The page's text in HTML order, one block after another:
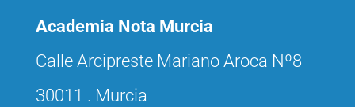
Academia Nota Murcia
Calle Arcipreste Mariano Aroca Nº8
30011 . Murcia